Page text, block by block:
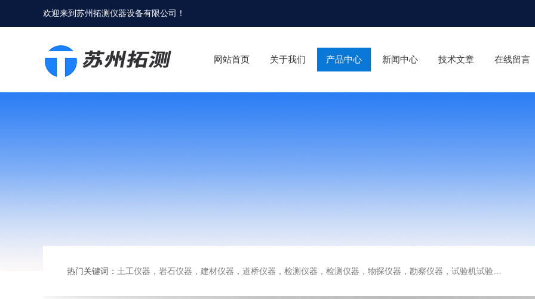
欢迎来到苏州拓测仪器设备有限公司 ！
网站首页 关于我们 产品中心 新闻中心 技术文章 在线留言
热门关键词： 土工仪器，岩石仪器，建材仪器，道桥仪器，检测仪器，检测仪器，物探仪器，勘察仪器，试验机试验箱，整体方案